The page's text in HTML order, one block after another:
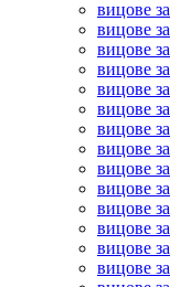
вицове
вицове
вицове
вицове
вицове
вицове
вицове
вицове
вицове
вицове
вицове
вицове
вицове
вицове